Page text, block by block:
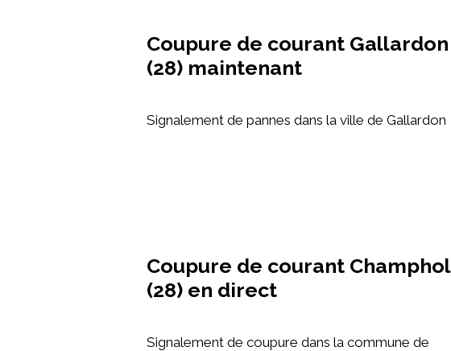
Coupure de courant Gallardon
(28) maintenant
Signalement de pannes dans la ville de Gallardon
Coupure de courant Champhol
(28) en direct
Signalement de coupure dans la commune de